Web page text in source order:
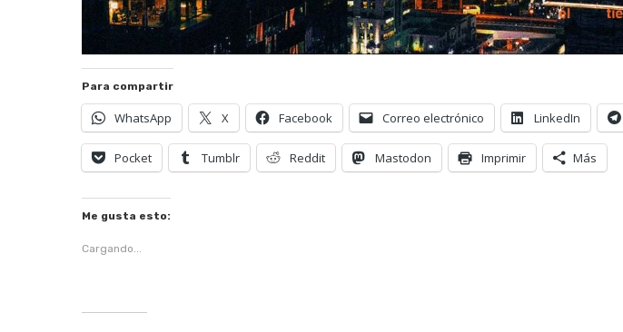
Para compartir
WhatsApp X Facebook Correo electrónico LinkedIn
Pocket Tumblr Reddit Mastodon Imprimir Más
Me gusta esto:
Cargando...